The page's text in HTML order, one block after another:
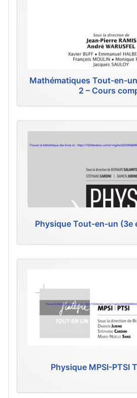
Mathématiques Tout-en-
2 – Cours
Physique Tout-en-un (3e
Physique MPSI-PTSI